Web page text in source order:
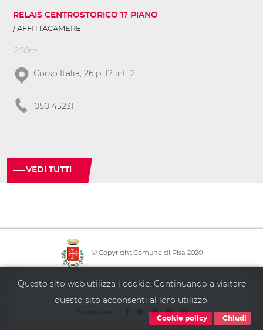
RELAIS CENTROSTORICO 1? PIANO
AFFITTACAMERE
200m
Corso Italia, 26 p. 1? int. 2
050 45231
VEDI TUTTI
© Copyright Comune di Pisa 2020
Info point·Policy privacy ·Mappa del sito·Accessibilità
Questo sito web utilizza i cookie. Continuando a visitare
questo sito acconsenti al loro utilizzo.
Cookie policy Chiudi